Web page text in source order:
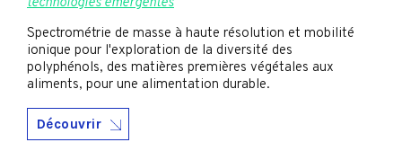
Spectrométrie de masse à haute résolution et mobilité
ionique pour l'exploration de la diversité des
polyphénols, des matières premières végétales aux
aliments, pour une alimentation durable.
Découvrir